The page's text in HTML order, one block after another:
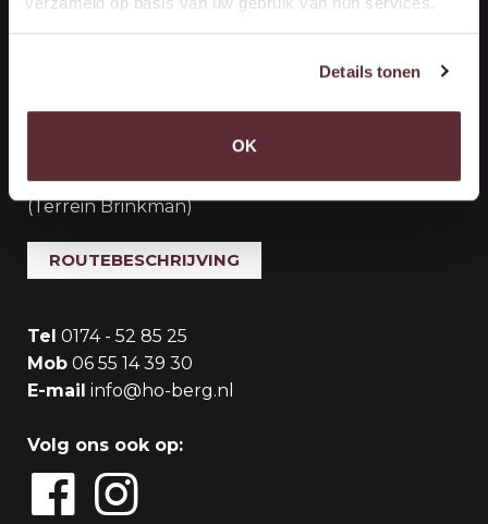
Details tonen
OK
2691 PR 's-Gravenzande
(Terrein Brinkman)
ROUTEBESCHRIJVING
Tel 0174 - 52 85 25
Mob 06 55 14 39 30
E-mail info@ho-berg.nl
Volg ons ook op: